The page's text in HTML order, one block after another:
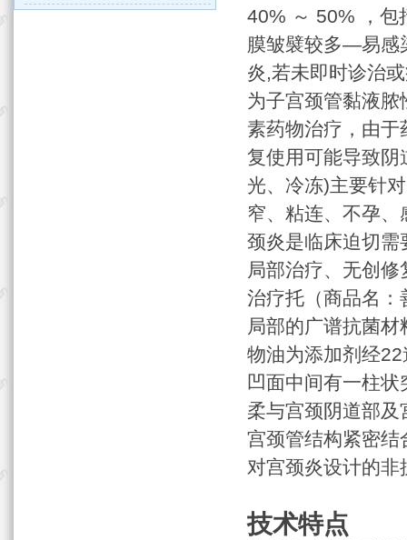
40% ～ 50% ，包
膜皱襞较多—易感
炎,若未即时诊治
为子宫颈管黏液
素药物治疗，由
复使用可能导致
光、冷冻)主要针
窄、粘连、不孕
颈炎是临床迫切需
局部治疗、无创
治疗托（商品名：
局部的广谱抗菌
物油为添加剂经
凹面中间有一柱
柔与宫颈阴道部
宫颈管结构紧密
对宫颈炎设计的非
技术特点